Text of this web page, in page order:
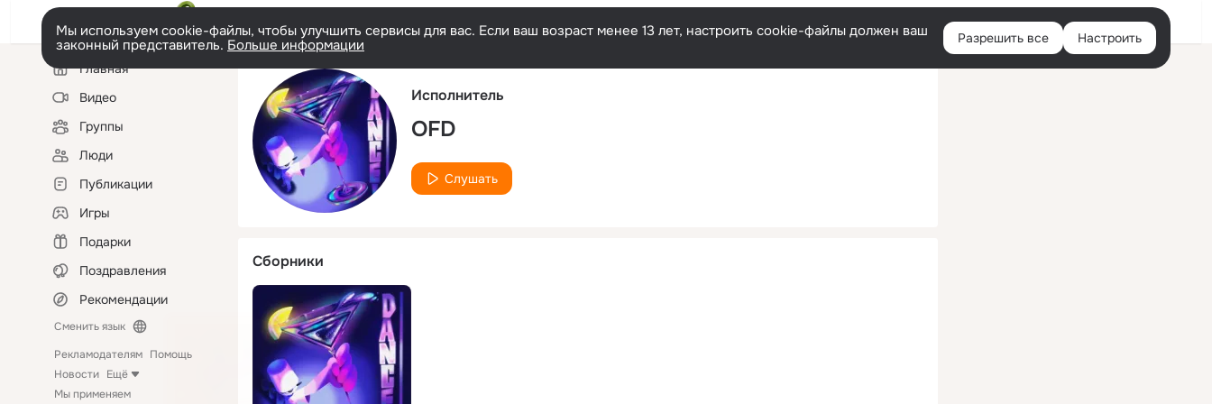
Русский Войти
Мы используем cookie-файлы, чтобы улучшить сервисы для вас. Если ваш возраст менее 13 лет, настроить cookie-файлы должен ваш
законный представитель. Больше информации Разрешить все Настроить
Левая
колонкаГлавная
Видео
Группы
Люди
Публикации
Игры
Подарки
Поздравления
Рекомендации
Сменить язык
Рекламодателям Помощь
Новости Ещё
Мы применяем
Исполнитель
OFD
Слушать
Сборники